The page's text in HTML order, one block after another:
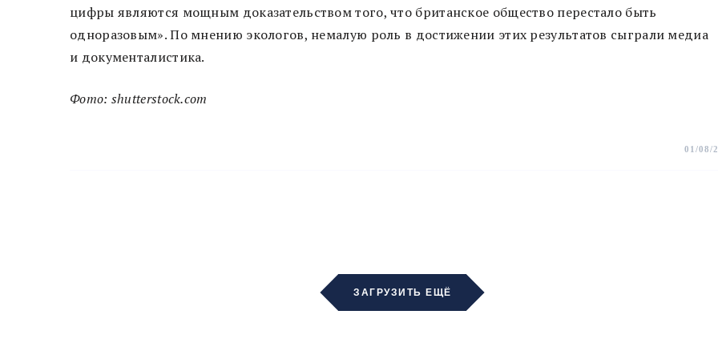
цифры являются мощным доказательством того, что британское общество перестало быть
одноразовым». По мнению экологов, немалую роль в достижении этих результатов сыграли медиа
и документалистика.
Фото: shutterstock.com
01/08/
ЗАГРУЗИТЬ ЕЩЁ